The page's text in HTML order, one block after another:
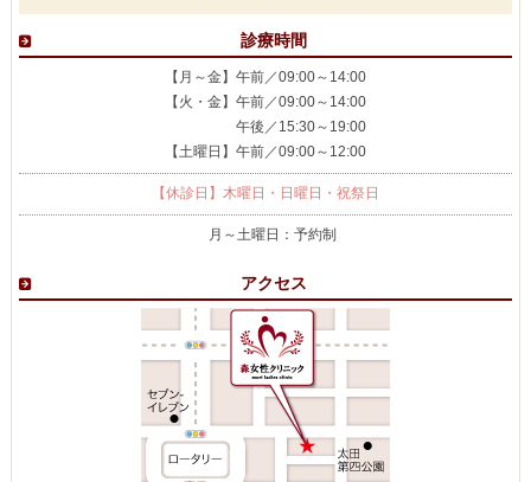
診療時間
【月～金】午前／09:00～14:00
【火・金】午前／09:00～14:00
午後／15:30～19:00
【土曜日】午前／09:00～12:00
【休診日】木曜日・日曜日・祝祭日
月～土曜日：予約制
アクセス